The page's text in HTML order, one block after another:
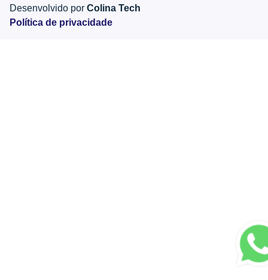
Desenvolvido por Colina Tech
Política de privacidade